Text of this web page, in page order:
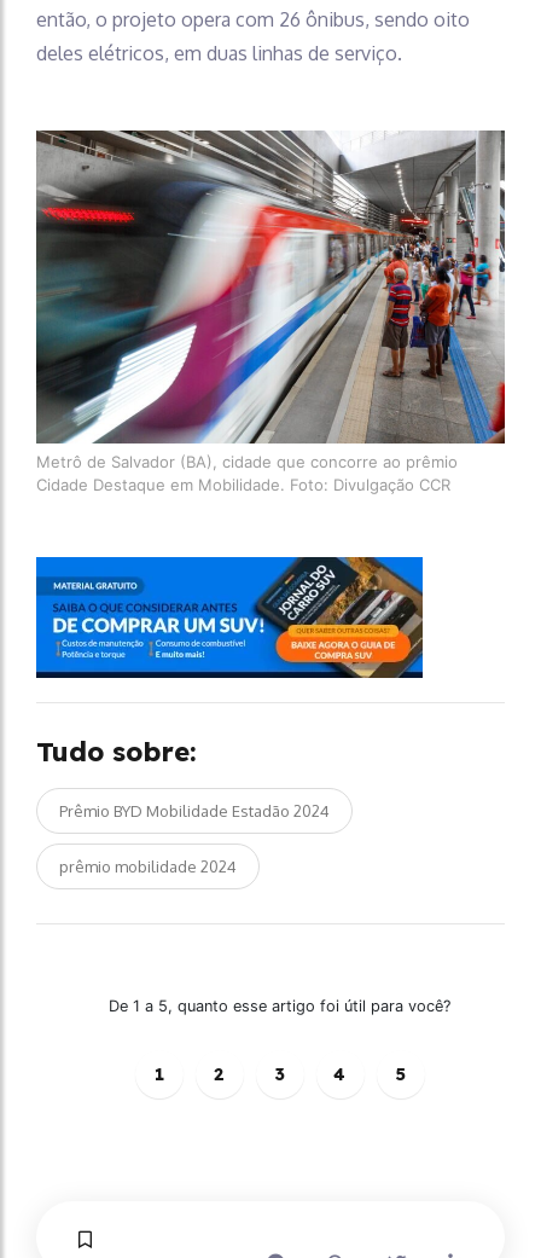
então, o projeto opera com 26 ônibus, sendo oito
deles elétricos, em duas linhas de serviço.
Metrô de Salvador (BA), cidade que concorre ao prêmio
Cidade Destaque em Mobilidade. Foto: Divulgação CCR
Tudo sobre:
Prêmio BYD Mobilidade Estadão 2024
prêmio mobilidade 2024
De 1 a 5, quanto esse artigo foi útil para você?
1 2 3 4 5